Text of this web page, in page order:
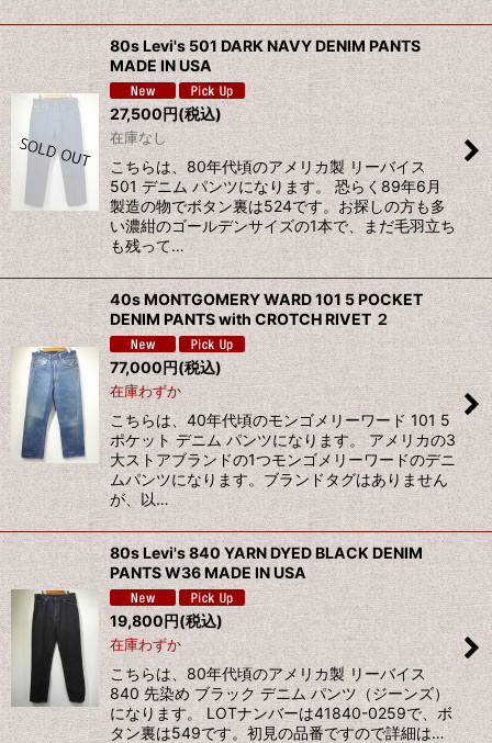
80s Levi's 501 DARK NAVY DENIM PANTS
MADE IN USA
27,500円(税込)
在庫なし
こちらは、80年代頃のアメリカ製 リーバイス
501 デニム パンツになります。 恐らく89年6月
製造の物でボタン裏は524です。お探しの方も多
い濃紺のゴールデンサイズの1本で、まだ毛羽立ち
も残って…
40s MONTGOMERY WARD 101 5 POCKET
DENIM PANTS with CROTCH RIVET ２
77,000円(税込)
在庫わずか
こちらは、40年代頃のモンゴメリーワード 101 5
ポケット デニム パンツになります。 アメリカの3
大ストアブランドの1つモンゴメリーワードのデニ
ムパンツになります。ブランドタグはありません
が、以…
80s Levi's 840 YARN DYED BLACK DENIM
PANTS W36 MADE IN USA
19,800円(税込)
在庫わずか
こちらは、80年代頃のアメリカ製 リーバイス
840 先染め ブラック デニム パンツ（ジーンズ）
になります。 LOTナンバーは41840-0259で、ボ
タン裏は549です。初見の品番ですので詳細は…